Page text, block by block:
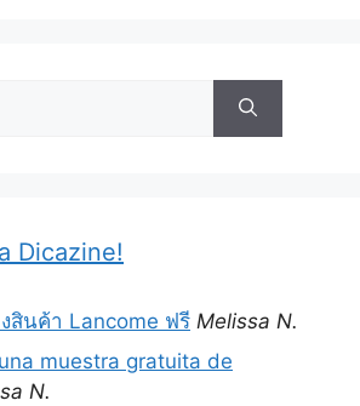
Dicazine!
สินค้า Lancome ฟรี Melissa N.
muestra gratuita de
N.